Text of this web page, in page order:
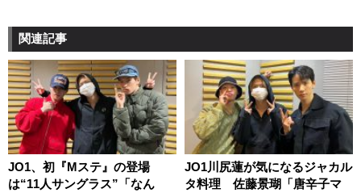
関連記事
JO1、初『Mステ』の登場
は“11人サングラス”「なん
JO1川尻蓮が気になるジャカル
タ料理 佐藤景瑚「唐辛子マ